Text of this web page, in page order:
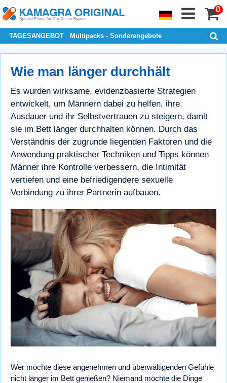
0
TAGESANGEBOT Multipacks - Sonderangebote
Wie man länger durchhält
Es wurden wirksame, evidenzbasierte Strategien
entwickelt, um Männern dabei zu helfen, ihre
Ausdauer und ihr Selbstvertrauen zu steigern, damit
sie im Bett länger durchhalten können. Durch das
Verständnis der zugrunde liegenden Faktoren und die
Anwendung praktischer Techniken und Tipps können
Männer ihre Kontrolle verbessern, die Intimität
vertiefen und eine befriedigendere sexuelle
Verbindung zu ihrer Partnerin aufbauen.
Wer möchte diese angenehmen und überwältigenden Gefühle
nicht länger im Bett genießen? Niemand möchte die Dinge